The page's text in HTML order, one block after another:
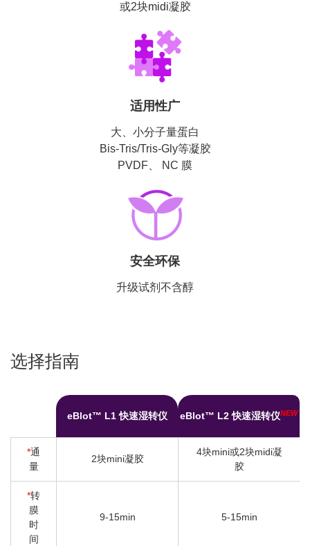
或2块midi凝胶
适用性广
大、小分子量蛋白
Bis-Tris/Tris-Gly等凝胶
PVDF、 NC 膜
安全环保
升级试剂不含醇
选择指南
eBlot™ L1 快速湿转仪 eBlot™ L2 快速湿转仪NEW
*通
量
2块mini凝胶
4块mini或2块midi凝
胶
*转
膜
时
间
9-15min 5-15min